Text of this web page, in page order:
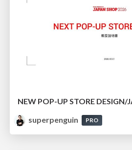
NEW POP-UP STORE DESIGN/
superpenguin
PRO